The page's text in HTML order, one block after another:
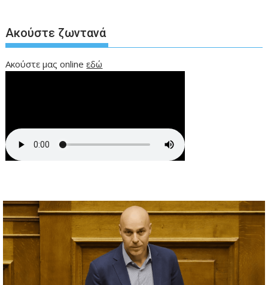
Ακούστε ζωντανά
Ακούστε μας onlineεδώ